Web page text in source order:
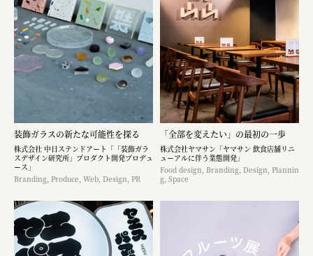
装飾ガラスの新たな可能性を探る
株式会社 中日ステンドアート「「装飾ガラ
スデザイン研究所」プロダクト開発プロデュ
ース」
Branding, Produce, Web, Design, PR
「全部を変えたい」の最初の一歩
株式会社ヤマサン「ヤマサン 飲食店舗リニ
ューアルに伴う業態開発」
Food design, Branding, Design, Plannin
g, Space